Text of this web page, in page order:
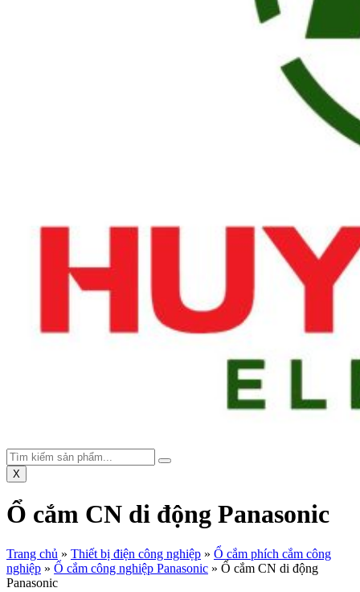
X
Ổ cắm CN di động Panasonic
Trang chủ » Thiết bị điện công nghiệp » Ổ cắm phích cắm công
nghiệp » Ổ cắm công nghiệp Panasonic » Ổ cắm CN di động
Panasonic